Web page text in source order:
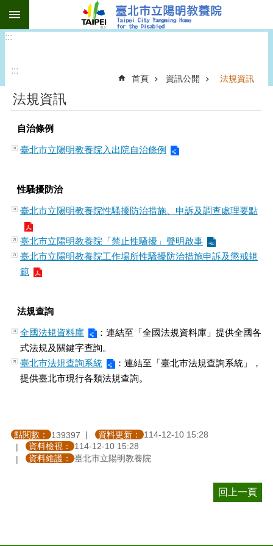
跳到主要內容區塊
:::
:::
首頁 資訊公開 法規資訊
法規資訊
自治條例
臺北市立陽明教養院入出院自治條例
性騷擾防治
臺北市立陽明教養院性騷擾防治措施、申訴及調查處理要點
臺北市立陽明教養院「禁止性騷擾」聲明啟事
臺北市立陽明教養院工作場所性騷擾防治措施申訴及懲戒規
範
法規查詢
全國法規資料庫
：連結至「全國法規資料庫」提供全國各
式法規及關鍵字查詢。
臺北市法規查詢系統
：連結至「臺北市法規查詢系統」，
提供臺北市現行各類法規查詢。
點閱數： 139397 資料更新：
114-12-10 15:28
資料檢視：
114-12-10 15:28
資料維護：
臺北市立陽明教養院
回上一頁